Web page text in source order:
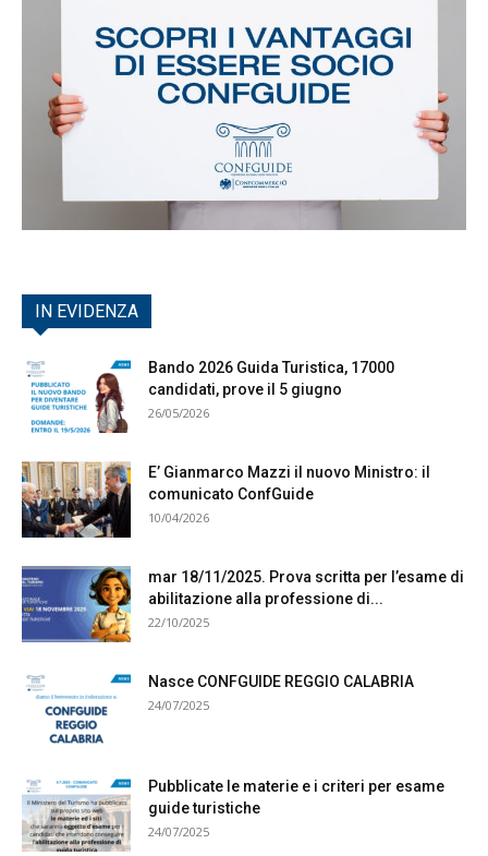
IN EVIDENZA
Bando 2026 Guida Turistica, 17000
candidati, prove il 5 giugno
26/05/2026
E’ Gianmarco Mazzi il nuovo Ministro: il
comunicato ConfGuide
10/04/2026
mar 18/11/2025. Prova scritta per l’esame di
abilitazione alla professione di...
22/10/2025
Nasce CONFGUIDE REGGIO CALABRIA
24/07/2025
Pubblicate le materie e i criteri per esame
guide turistiche
24/07/2025